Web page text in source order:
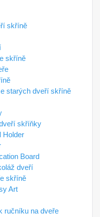
skříně
skříně
starých dveří skříně
skříňky
Holder
Board
dveří
skříně
Art
ručníku na dveře